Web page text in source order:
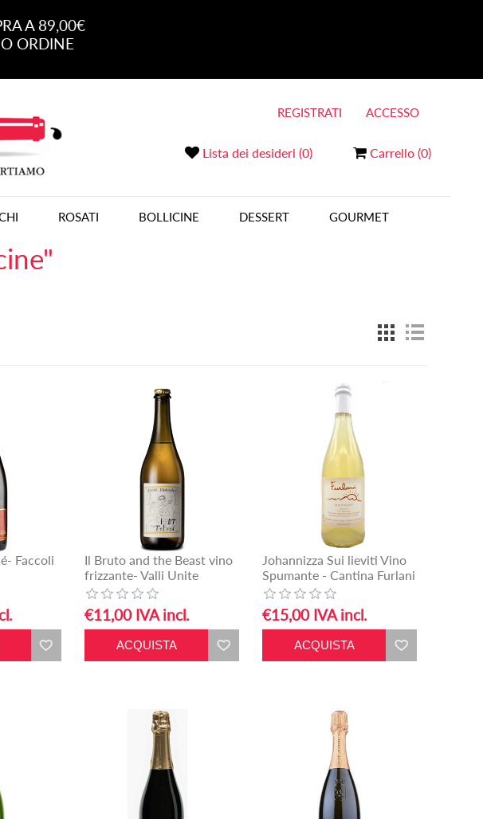
A 89,00€
ORDINE
Lista dei desideri (0) Carrello (0)
REGISTRATI ACCESSO
ROSATI BOLLICINE DESSERT GOURMET
Faccoli
Il Bruto and the Beast vino
frizzante- Valli Unite
€11,00 IVA incl.
Johannizza Sui lieviti Vino
Spumante - Cantina Furlani
€15,00 IVA incl.